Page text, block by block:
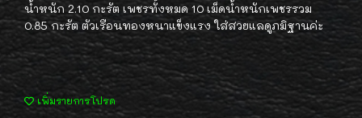
น้ำหนัก 2.10 กะรัต เพชรทั้งหมด 10 เม็ดน้ำหนักเพชรรวม
0.85 กะรัต ตัวเรือนทองหนาแข็งแรง ใส่สวยแลดูภมิฐานค่ะ
เพิ่มรายการโปรด